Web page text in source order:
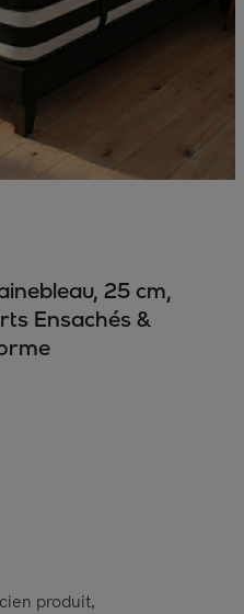
25 cm,
Ensachés &
produit,